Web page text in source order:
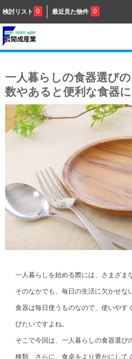
検討リスト 0 最近見た物件 0
一人暮らしの食器選び
数やあると便利な食器
一人暮らしを始める際には、さまざま
そのなかでも、毎日の生活に欠かせな
食器は毎日使うものなので、使いやす
びたいですよね。
そこで今回は、一人暮らしの食器選び
種類、さらに、食卓をより豊かにして